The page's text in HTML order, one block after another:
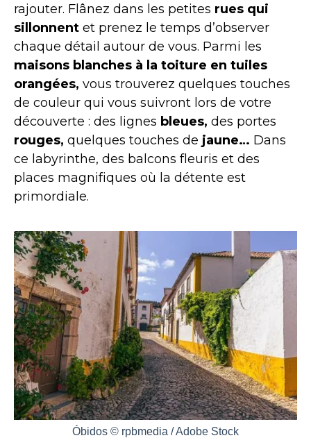
rajouter. Flânez dans les petites rues qui
sillonnent et prenez le temps d’observer
chaque détail autour de vous. Parmi les
maisons blanches à la toiture en tuiles
orangées, vous trouverez quelques touches
de couleur qui vous suivront lors de votre
découverte : des lignes bleues, des portes
rouges, quelques touches de jaune… Dans
ce labyrinthe, des balcons fleuris et des
places magnifiques où la détente est
primordiale.
Óbidos © rpbmedia / Adobe Stock